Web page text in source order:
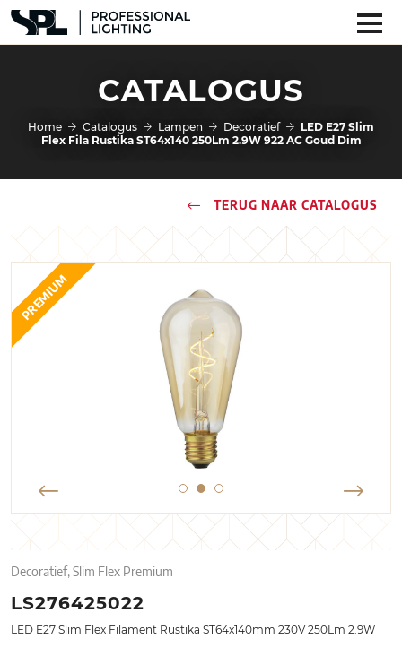
CATALOGUS
Home Catalogus Lampen Decoratief
LED E27 Slim
Flex Fila Rustika ST64x140 250Lm 2.9W 922 AC Goud Dim
TERUG NAAR CATALOGUS
PREMIUM
Decoratief, Slim Flex Premium
LS276425022
LED E27 Slim Flex Filament Rustika ST64x140mm 230V 250Lm 2.9W